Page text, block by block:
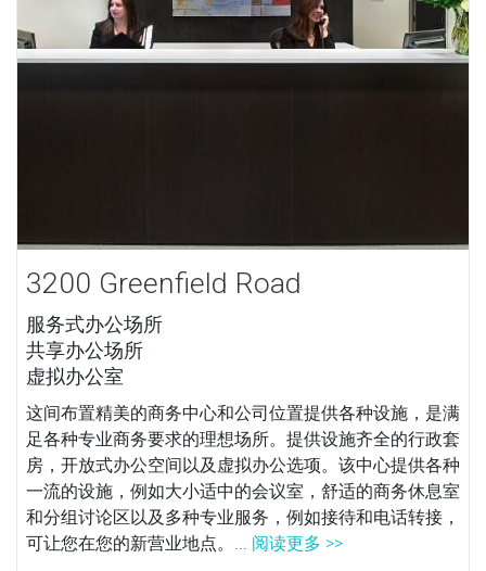
3200 Greenfield Road
服务式办公场所
共享办公场所
虚拟办公室
这间布置精美的商务中心和公司位置提供各种设施，是满
足各种专业商务要求的理想场所。提供设施齐全的行政套
房，开放式办公空间以及虚拟办公选项。该中心提供各种
一流的设施，例如大小适中的会议室，舒适的商务休息室
和分组讨论区以及多种专业服务，例如接待和电话转接，
可让您在您的新营业地点。... 阅读更多 >>